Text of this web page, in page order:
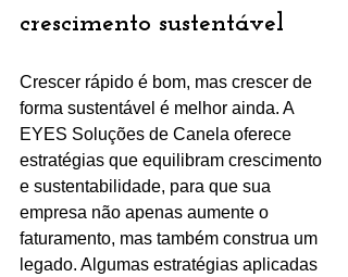
crescimento sustentável
Crescer rápido é bom, mas crescer de
forma sustentável é melhor ainda. A
EYES Soluções de Canela oferece
estratégias que equilibram crescimento
e sustentabilidade, para que sua
empresa não apenas aumente o
faturamento, mas também construa um
legado. Algumas estratégias aplicadas